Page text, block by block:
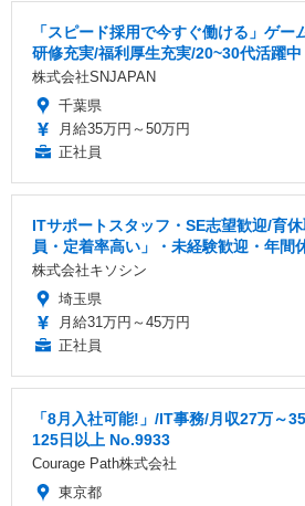
「スピード採用で今すぐ働ける」ゲ
研修充実/福利厚生充実/20~30代活躍中
株式会社SNJAPAN
千葉県
月給35万円～50万円
正社員
ITサポートスタッフ・SE志望歓迎/育
員・定着率高い」・未経験歓迎・年間
株式会社キソシン
埼玉県
月給31万円～45万円
正社員
「8月入社可能!」/IT事務/月収27万～
125日以上 No.9933
Courage Path株式会社
東京都